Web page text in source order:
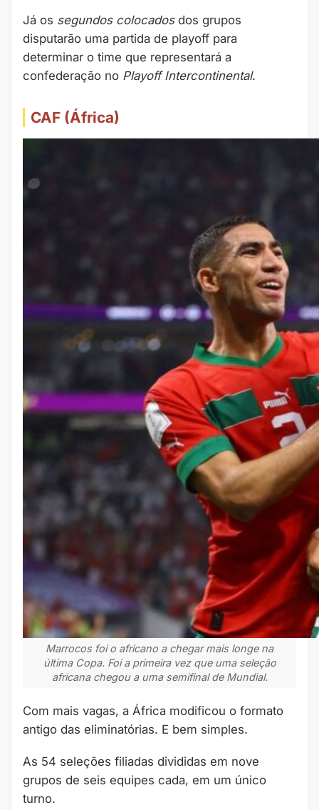
Já os segundos colocadosdos grupos
disputarão uma partida de playoff para
determinar o time que representará a
confederação no Playoff Intercontinental.
CAF (África)
Marrocos foi o africano a chegar mais longe na
última Copa. Foi a primeira vez que uma seleção
africana chegou a uma semifinal de Mundial.
Com mais vagas, a África modificou o formato
antigo das eliminatórias. E bem simples.
As 54 seleções filiadas divididas em nove
grupos de seis equipes cada, em um único
turno.